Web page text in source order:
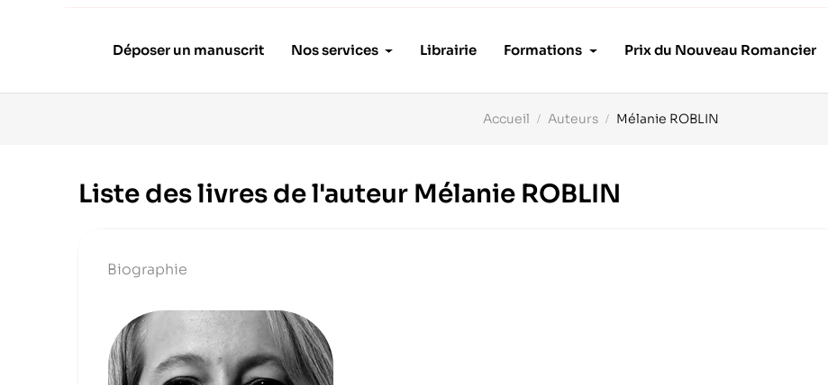
Déposer un manuscrit Nos services Librairie Formations Prix du Nouveau Romancier
Accueil Auteurs Mélanie ROBLIN
Liste des livres de l'auteur Mélanie ROBLIN
Biographie